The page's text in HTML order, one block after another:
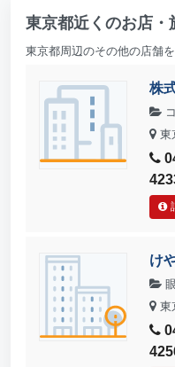
東京都近くのお店・
東京都周辺のその他の店舗
株
東
け
東